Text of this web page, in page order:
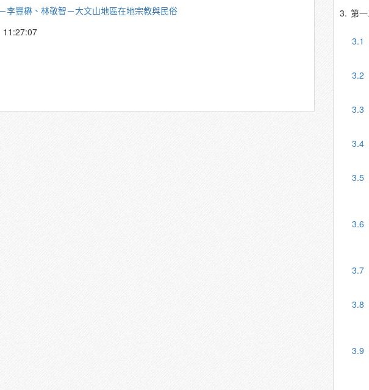
李豐楙、林敬智－大文山地區在地宗教與民俗
11:27:07
3. 第
3.1
3.2
3.3
3.4
3.5
3.6
3.7
3.8
3.9